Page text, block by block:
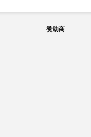
赞助商